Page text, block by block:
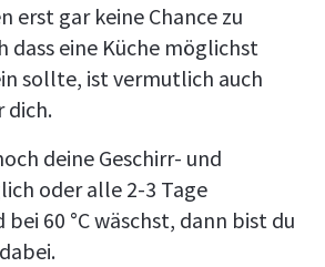
erst gar keine Chance zu
dass eine Küche möglichst
sollte, ist vermutlich auch
dich.
deine Geschirr- und
oder alle 2-3 Tage
60 °C wäschst, dann bist du